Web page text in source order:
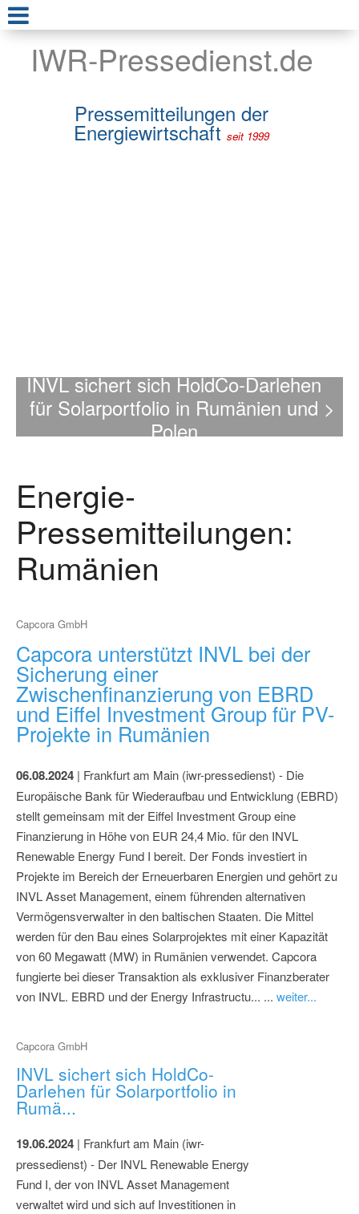
IWR-Pressedienst.de
Pressemitteilungen der
Energiewirtschaft seit 1999
INVL sichert sich HoldCo-Darlehen
für Solarportfolio in Rumänien und
Polen
>
Energie-
Pressemitteilungen:
Rumänien
Capcora GmbH
Capcora unterstützt INVL bei der
Sicherung einer
Zwischenfinanzierung von EBRD
und Eiffel Investment Group für PV-
Projekte in Rumänien
06.08.2024 | Frankfurt am Main (iwr-pressedienst) - Die
Europäische Bank für Wiederaufbau und Entwicklung (EBRD)
stellt gemeinsam mit der Eiffel Investment Group eine
Finanzierung in Höhe von EUR 24,4 Mio. für den INVL
Renewable Energy Fund I bereit. Der Fonds investiert in
Projekte im Bereich der Erneuerbaren Energien und gehört zu
INVL Asset Management, einem führenden alternativen
Vermögensverwalter in den baltischen Staaten. Die Mittel
werden für den Bau eines Solarprojektes mit einer Kapazität
von 60 Megawatt (MW) in Rumänien verwendet. Capcora
fungierte bei dieser Transaktion als exklusiver Finanzberater
von INVL. EBRD und der Energy Infrastructu... ... weiter...
Capcora GmbH
INVL sichert sich HoldCo-
Darlehen für Solarportfolio in
Rumä...
19.06.2024 | Frankfurt am Main (iwr-
pressedienst) - Der INVL Renewable Energy
Fund I, der von INVL Asset Management
verwaltet wird und sich auf Investitionen in